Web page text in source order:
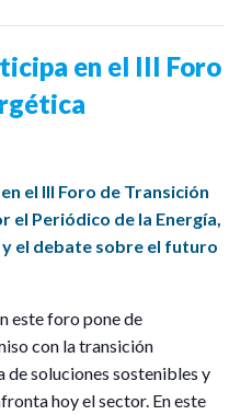
en el III Foro
el III Foro de Transición
el Periódico de la Energía,
y el debate sobre el futuro
este foro pone de
con la transición
de soluciones sostenibles y
hoy el sector. En este